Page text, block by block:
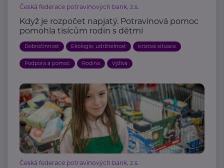
Česká federace potravinových bank, z.s.
Když je rozpočet napjatý. Potravinová pomoc
pomohla tisícům rodin s dětmi
Dobročinnost Ekologie, udržitelnost Krizová situace
Podpora a pomoc Rodina Výživa
Česká federace potravinových bank, z.s.